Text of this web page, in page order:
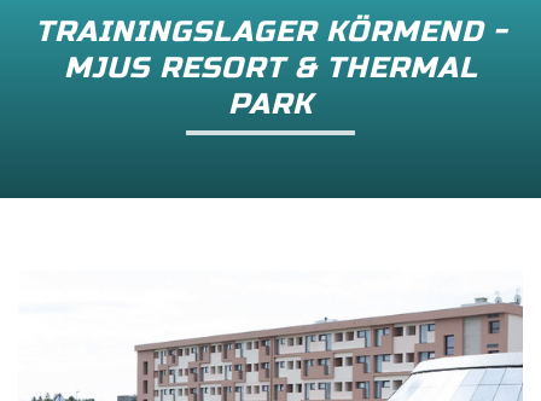
TRAININGSLAGER KÖRMEND -
MJUS RESORT & THERMAL
PARK